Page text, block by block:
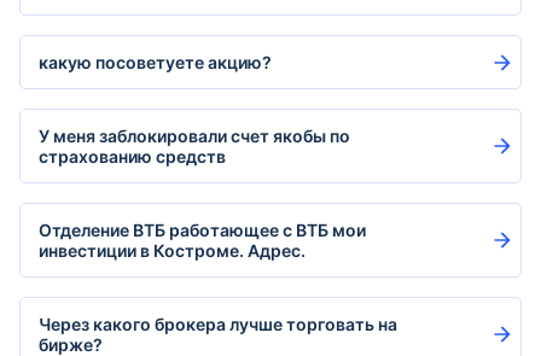
какую посоветуете акцию?
У меня заблокировали счет якобы по
страхованию средств
Отделение ВТБ работающее с ВТБ мои
инвестиции в Костроме. Адрес.
Через какого брокера лучше торговать на
бирже?